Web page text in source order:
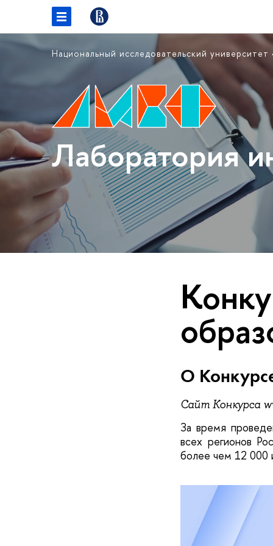
Национальный исследовательский
Лаборатория
О
Сайт Конкурса
За время
всех регионов
более чем 12 000